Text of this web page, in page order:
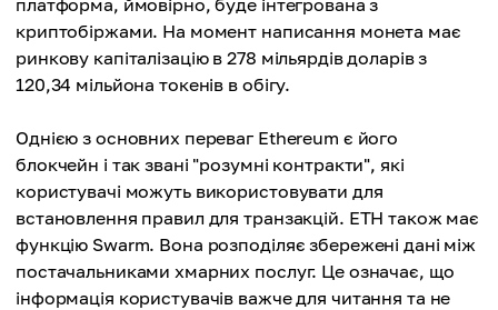
платформа, ймовірно, буде інтегрована з
криптобіржами. На момент написання монета має
ринкову капіталізацію в 278 мільярдів доларів з
120,34 мільйона токенів в обігу.
Однією з основних переваг Ethereum є його
блокчейн і так звані "розумні контракти", які
користувачі можуть використовувати для
встановлення правил для транзакцій. ETH також має
функцію Swarm. Вона розподіляє збережені дані між
постачальниками хмарних послуг. Це означає, що
інформація користувачів важче для читання та не